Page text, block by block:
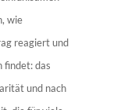
wie
reagiert und
findet: das
und nach